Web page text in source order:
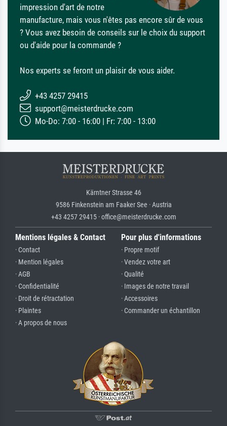
impression d'art de notre
manufacture, mais vous n'êtes pas encore sûr de vous
? Vous avez besoin de conseils sur le choix du support
ou d'aide pour la commande ?
Nos experts se feront un plaisir de vous aider.
+43 4257 29415
support@meisterdrucke.com
Mo-Do: 7:00 - 16:00 | Fr: 7:00 - 13:00
Kärntner Strasse 46
9586 Finkenstein am Faaker See · Austria
+43 4257 29415 · office@meisterdrucke.com
Mentions légales & Contact
· Contact
· Mention légales
· AGB
· Confidentialité
· Droit de rétractation
· Plaintes
· A propos de nous
Pour plus d'informations
· Propre motif
· Vendez votre art
· Qualité
· Images de notre travail
· Accessoires
· Commander un échantillon